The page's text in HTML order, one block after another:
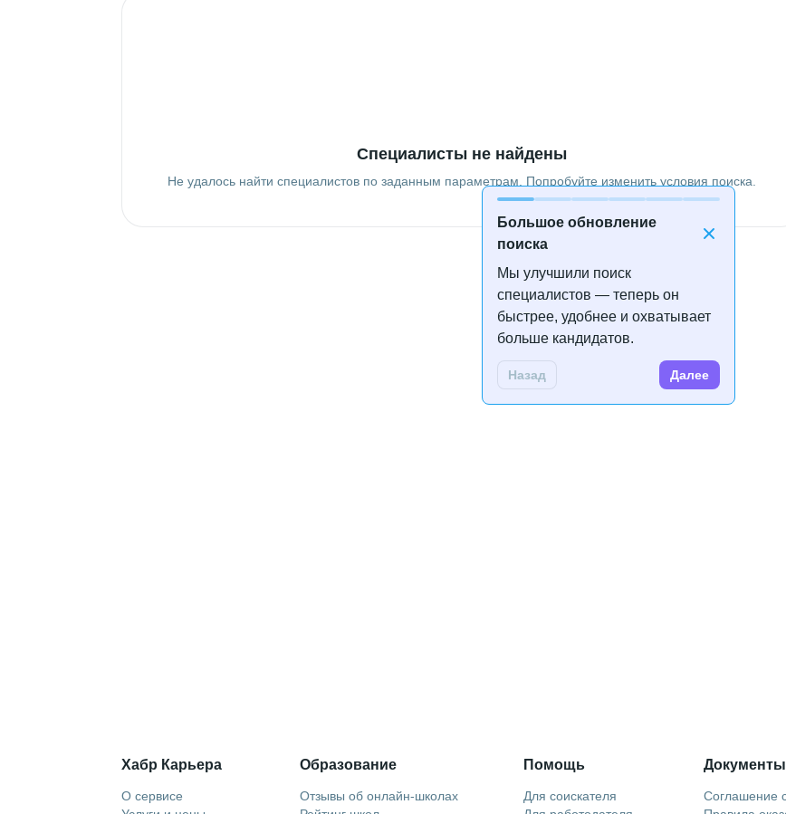
Большое обновление
поиска
Мы улучшили поиск
специалистов — теперь он
быстрее, удобнее и охватывает
больше кандидатов.
Назад Далее
Специалисты не найдены
Не удалось найти специалистов по заданным параметрам. Попробуйте изменить условия поиска.
Хабр Карьера
О сервисе
Образование
Отзывы об онлайн-школах
Помощь
Для соискателя
Документы
Соглашение